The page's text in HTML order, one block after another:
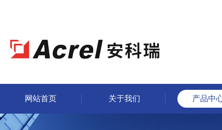
网站首页 关于我们 产品中